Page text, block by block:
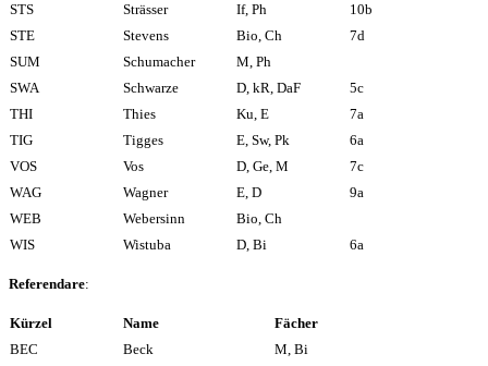
STS
Strässer If, Ph
10b
STE
Stevens Bio, Ch
7d
SUM
Schumacher
M, Ph
SWA
Schwarze D, kR, DaF
5c
THI
Thies Ku, E
7a
TIG
Tigges E, Sw, Pk
6a
VOS
Vos D, Ge, M
7c
WAG
Wagner E, D
9a
WEB
Webersinn
Bio, Ch
WIS
Wistuba D, Bi 6a
Referendare:
Kürzel Name
Fächer
BEC
Beck
M, Bi